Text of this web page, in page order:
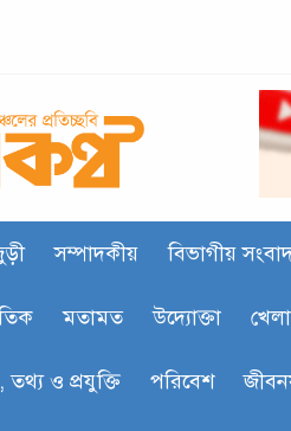
সম্পাদকীয় বিভাগীয়
মতামত উদ্যোক্তা খেলা
তথ‍্য ও প্রযুক্তি পরিবেশ